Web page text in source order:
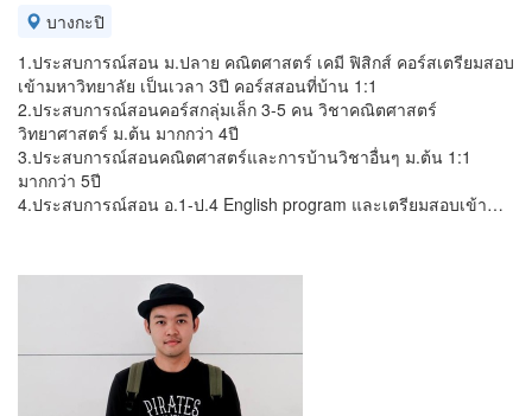
บางกะปิ
1.ประสบการณ์สอน ม.ปลาย คณิตศาสตร์ เคมี ฟิสิกส์ คอร์สเตรียมสอบ
เข้ามหาวิทยาลัย เป็นเวลา 3ปี คอร์สสอนที่บ้าน 1:1
2.ประสบการณ์สอนคอร์สกลุ่มเล็ก 3-5 คน วิชาคณิตศาสตร์
วิทยาศาสตร์ ม.ต้น มากกว่า 4ปี
3.ประสบการณ์สอนคณิตศาสตร์และการบ้านวิชาอื่นๆ ม.ต้น 1:1
มากกว่า 5ปี
4.ประสบการณ์สอน อ.1-ป.4 English program และเตรียมสอบเข้า…